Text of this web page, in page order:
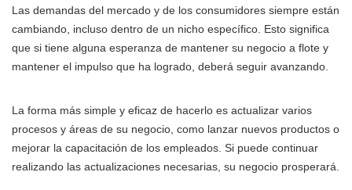
Las demandas del mercado y de los consumidores siempre están
cambiando, incluso dentro de un nicho específico. Esto significa
que si tiene alguna esperanza de mantener su negocio a flote y
mantener el impulso que ha logrado, deberá seguir avanzando.
La forma más simple y eficaz de hacerlo es actualizar varios
procesos y áreas de su negocio, como lanzar nuevos productos o
mejorar la capacitación de los empleados. Si puede continuar
realizando las actualizaciones necesarias, su negocio prosperará.